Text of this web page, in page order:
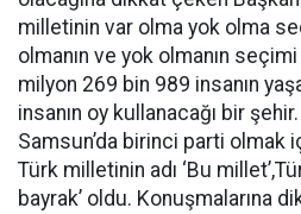
milletinin var olma yok olma
olmanın ve yok olmanın
milyon 269 bin 989 insanın
insanın oy kullanacağı bir
Samsun’da birinci parti olmak
Türk milletinin adı ‘Bu
bayrak’ oldu. Konuşmalarına